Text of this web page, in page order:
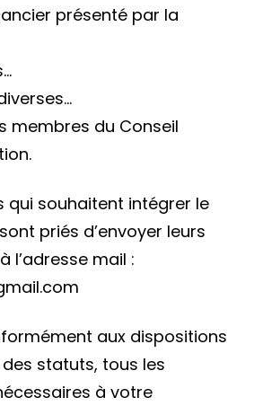
présenté par la
membres du Conseil
qui souhaitent intégrer le
priés d’envoyer leurs
l’adresse mail :
aux dispositions
des statuts, tous les
à votre